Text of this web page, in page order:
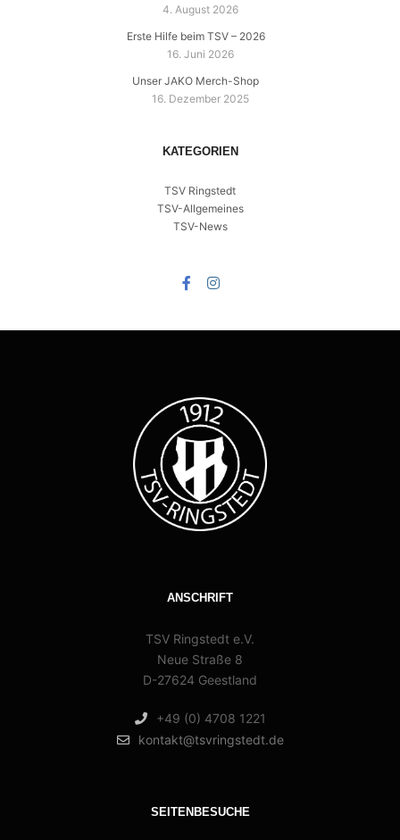
4. August 2026
Erste Hilfe beim TSV – 2026
16. Juni 2026
Unser JAKO Merch-Shop
16. Dezember 2025
KATEGORIEN
TSV Ringstedt
TSV-Allgemeines
TSV-News
ANSCHRIFT
TSV Ringstedt e.V.
Neue Straße 8
D-27624 Geestland
+49 (0) 4708 1221
kontakt@tsvringstedt.de
SEITENBESUCHE